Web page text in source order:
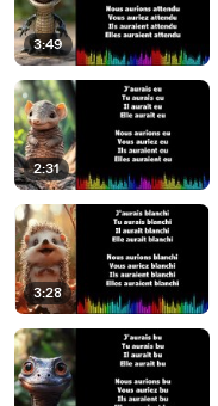
3:49
2:31
3:28